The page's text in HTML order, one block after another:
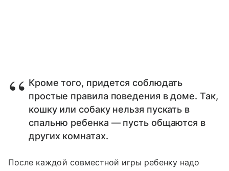
Кроме того, придется соблюдать
простые правила поведения в доме. Так,
кошку или собаку нельзя пускать в
спальню ребенка — пусть общаются в
других комнатах.
После каждой совместной игры ребенку надо